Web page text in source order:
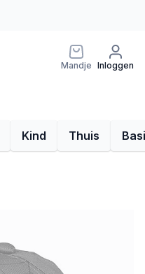
Mandje Inloggen
Kind Thuis